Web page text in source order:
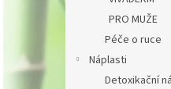
PRO MUŽE
Péče o ruce
Náplasti
Detoxikační